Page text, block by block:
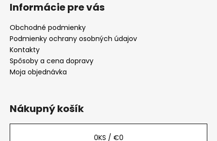
Informácie pre vás
Obchodné podmienky
Podmienky ochrany osobných údajov
Kontakty
Spôsoby a cena dopravy
Moja objednávka
Nákupný košík
0KS / €0